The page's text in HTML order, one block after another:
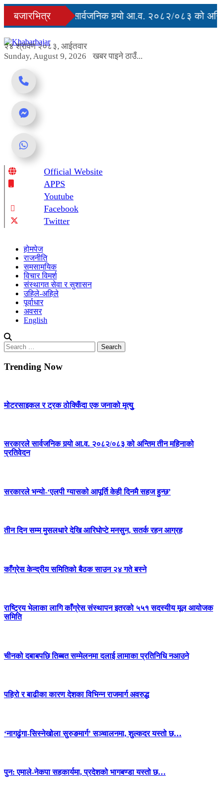
Skip
content
बजारभित्र
सरकारले सार्वजनिक गर्‍यो आ.व. २०८२/०८३ को
२४ श्रावण २०८३, आईतवार
Sunday, August 9, 2026
खबर पाइने ठाउँ...
Online News Portal
Official Website
APPS
Youtube
Facebook
Twitter
होमपेज
राजनीति
समसामयिक
विचार विमर्श
संस्थागत सेवा र सुशासन
उहिले-अहिले
पूर्वाधार
अवसर
English
Search
for:
Trending Now
मोटरसाइकल र ट्रक ठोक्किँदा एक जनाको मृत्युु
सरकारले सार्वजनिक गर्‍यो आ.व. २०८२/०८३ को अन्तिम तीन महिनाको
प्रतिवेदन
सरकारले भन्यो-‘एलपी ग्यासको आपूर्ति केही दिनमै सहज हुन्छ’
तीन दिन सम्म मुसलधारे देखि आरिघोप्टे मनसुन, सतर्क रहन आग्रह
काँग्रेस केन्द्रीय समितिको बैठक साउन २४ गते बस्ने
राष्ट्रिय भेलाका लागि काँग्रेस संस्थापन इतरको ५५१ सदस्यीय मूल आयोजक
समिति
चीनको दबाबपछि तिब्बत सम्मेलनमा दलाई लामाका प्रतिनिधि नआउने
पहिरो र बाढीका कारण देशका विभिन्न राजमार्ग अवरुद्ध
‘नागढुंगा-सिस्नेखोला सुरुङमार्ग’ सञ्चालनमा, शुल्कदर यस्तो छ…
पुन: एमाले-नेकपा सहकार्यमा, प्रदेशको भागबण्डा यस्तो छ…